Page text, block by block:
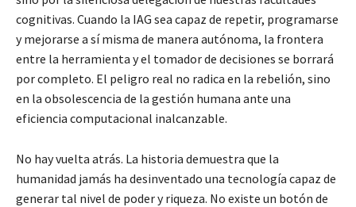
cognitivas. Cuando la IAG sea capaz de repetir, programarse
y mejorarse a sí misma de manera autónoma, la frontera
entre la herramienta y el tomador de decisiones se borrará
por completo. El peligro real no radica en la rebelión, sino
en la obsolescencia de la gestión humana ante una
eficiencia computacional inalcanzable.
No hay vuelta atrás. La historia demuestra que la
humanidad jamás ha desinventado una tecnología capaz de
generar tal nivel de poder y riqueza. No existe un botón de